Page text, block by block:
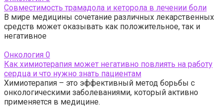
Совместимость трамадола и кеторола в лечении боли
В мире медицины сочетание различных лекарственных
средств может оказывать как положительное, так и
негативное
Онкология 0
Как химиотерапия может негативно повлиять на работу
сердца и что нужно знать пациентам
Химиотерапия – это эффективный метод борьбы с
онкологическими заболеваниями, который активно
применяется в медицине.